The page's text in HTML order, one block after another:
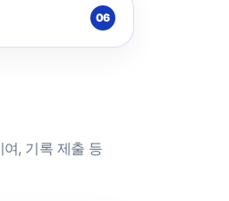
06
, 기록 제출 등